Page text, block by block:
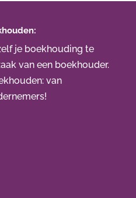
je boekhouding te
van een boekhouder.
: van